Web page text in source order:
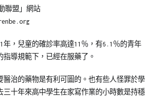
聯盟」網站
年，兒童的確診率高達11％，有6.1％的青年
導規範下，已經在服藥了。
醫治的藥物是有利可圖的。也有些人怪罪於學
十年來高中學生在家寫作業的小時數是持穩